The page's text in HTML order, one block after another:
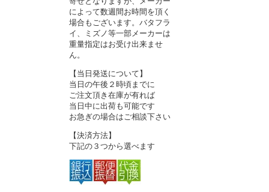
によって数週間お時間を頂く
場合もございます。バタフラ
イ、ミズノ等一部メーカーは
重量指定はお受け出来ませ
ん。
【当日発送について】
当日の午後２時頃までに
ご注文頂き在庫が有れば
当日中に出荷も可能です
お急ぎの場合はご相談下さい
【決済方法】
下記の３つから選べます